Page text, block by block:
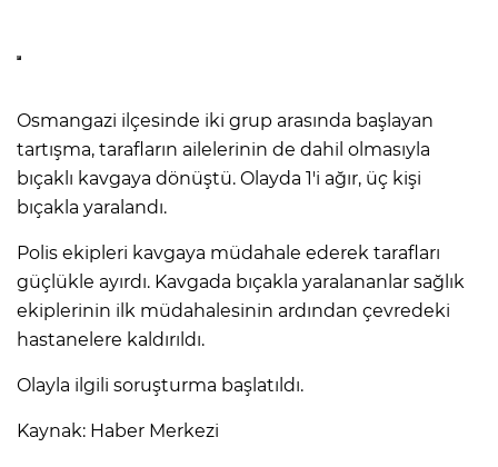
Osmangazi ilçesinde iki grup arasında başlayan
tartışma, tarafların ailelerinin de dahil olmasıyla
bıçaklı kavgaya dönüştü. Olayda 1'i ağır, üç kişi
bıçakla yaralandı.
Polis ekipleri kavgaya müdahale ederek tarafları
güçlükle ayırdı. Kavgada bıçakla yaralananlar sağlık
ekiplerinin ilk müdahalesinin ardından çevredeki
hastanelere kaldırıldı.
Olayla ilgili soruşturma başlatıldı.
Kaynak: Haber Merkezi